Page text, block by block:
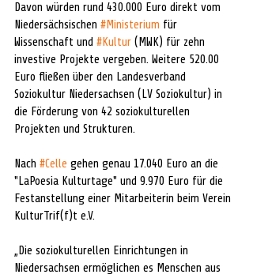
Davon würden rund 430.000 Euro direkt vom
Niedersächsischen #Ministerium für
Wissenschaft und #Kultur (MWK) für zehn
investive Projekte vergeben. Weitere 520.00
Euro fließen über den Landesverband
Soziokultur Niedersachsen (LV Soziokultur) in
die Förderung von 42 soziokulturellen
Projekten und Strukturen.
Nach #Celle gehen genau 17.040 Euro an die
"LaPoesia Kulturtage" und 9.970 Euro für die
Festanstellung einer Mitarbeiterin beim Verein
KulturTrif(f)t e.V.
„Die soziokulturellen Einrichtungen in
Niedersachsen ermöglichen es Menschen aus